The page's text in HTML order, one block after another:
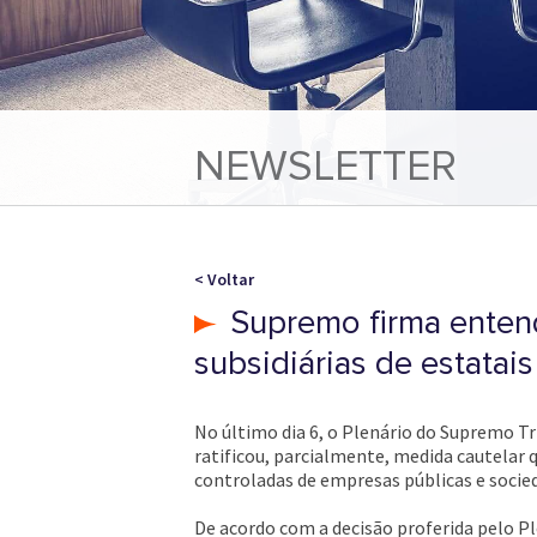
NEWSLETTER
< Voltar
Supremo firma
subsidiárias de estatais
No último dia 6, o Plenário do Supremo
ratificou, parcialmente, medida cautelar
controladas de empresas públicas e
De acordo com a decisão proferida pelo